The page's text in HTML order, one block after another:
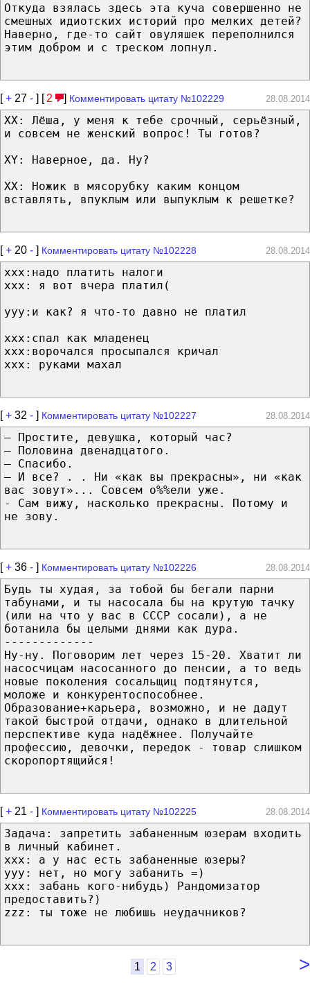
Откуда взялась здесь эта куча совершенно не
смешных идиотских историй про мелких детей?
Наверно, где-то сайт овуляшек переполнился
этим добром и с треском лопнул.
[+ 27 - ] [ 2 ] Комментировать цитату №102229 28.08.2014
XX: Лёша, у меня к тебе срочный, серьёзный,
и совсем не женский вопрос! Ты готов?
XY: Наверное, да. Ну?
XX: Ножик в мясорубку каким концом
вставлять, впуклым или выпуклым к решетке?
[+ 20 - ] Комментировать цитату №102228 28.08.2014
xxx:надо платить налоги
xxx: я вот вчера платил(
yyy:и как? я что-то давно не платил
xxx:спал как младенец
xxx:ворочался просыпался кричал
xxx: руками махал
[+ 32 - ] Комментировать цитату №102227 28.08.2014
— Простите, девушка, который час?
— Половина двенадцатого.
— Спасибо.
— И все? . . Ни «как вы прекрасны», ни «как
вас зовут»... Совсем о%%ели уже.
- Сам вижу, насколько прекрасны. Потому и
не зову.
[+ 36 - ] Комментировать цитату №102226 28.08.2014
Будь ты худая, за тобой бы бегали парни
табунами, и ты насосала бы на крутую тачку
(или на что у вас в СССР сосали), а не
ботанила бы целыми днями как дура.
-------------
Ну-ну. Поговорим лет через 15-20. Хватит ли
насосчицам насосанного до пенсии, а то ведь
новые поколения сосальщиц подтянутся,
моложе и конкурентоспособнее.
Образование+карьера, возможно, и не дадут
такой быстрой отдачи, однако в длительной
перспективе куда надёжнее. Получайте
профессию, девочки, передок - товар слишком
скоропортящийся!
[+ 21 - ] Комментировать цитату №102225 28.08.2014
Задача: запретить забаненным юзерам входить
в личный кабинет.
xxx: а у нас есть забаненные юзеры?
yyy: нет, но могу забанить =)
xxx: забань кого-нибудь) Рандомизатор
предоставить?)
zzz: ты тоже не любишь неудачников?
>
1 2 3